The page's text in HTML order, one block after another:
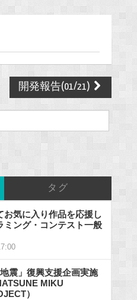
開発報告(01/21)
タグ
お気に入り作品を応援し
ミング・コンテスト一般
地震」復興支援企画実施
MIKU
）